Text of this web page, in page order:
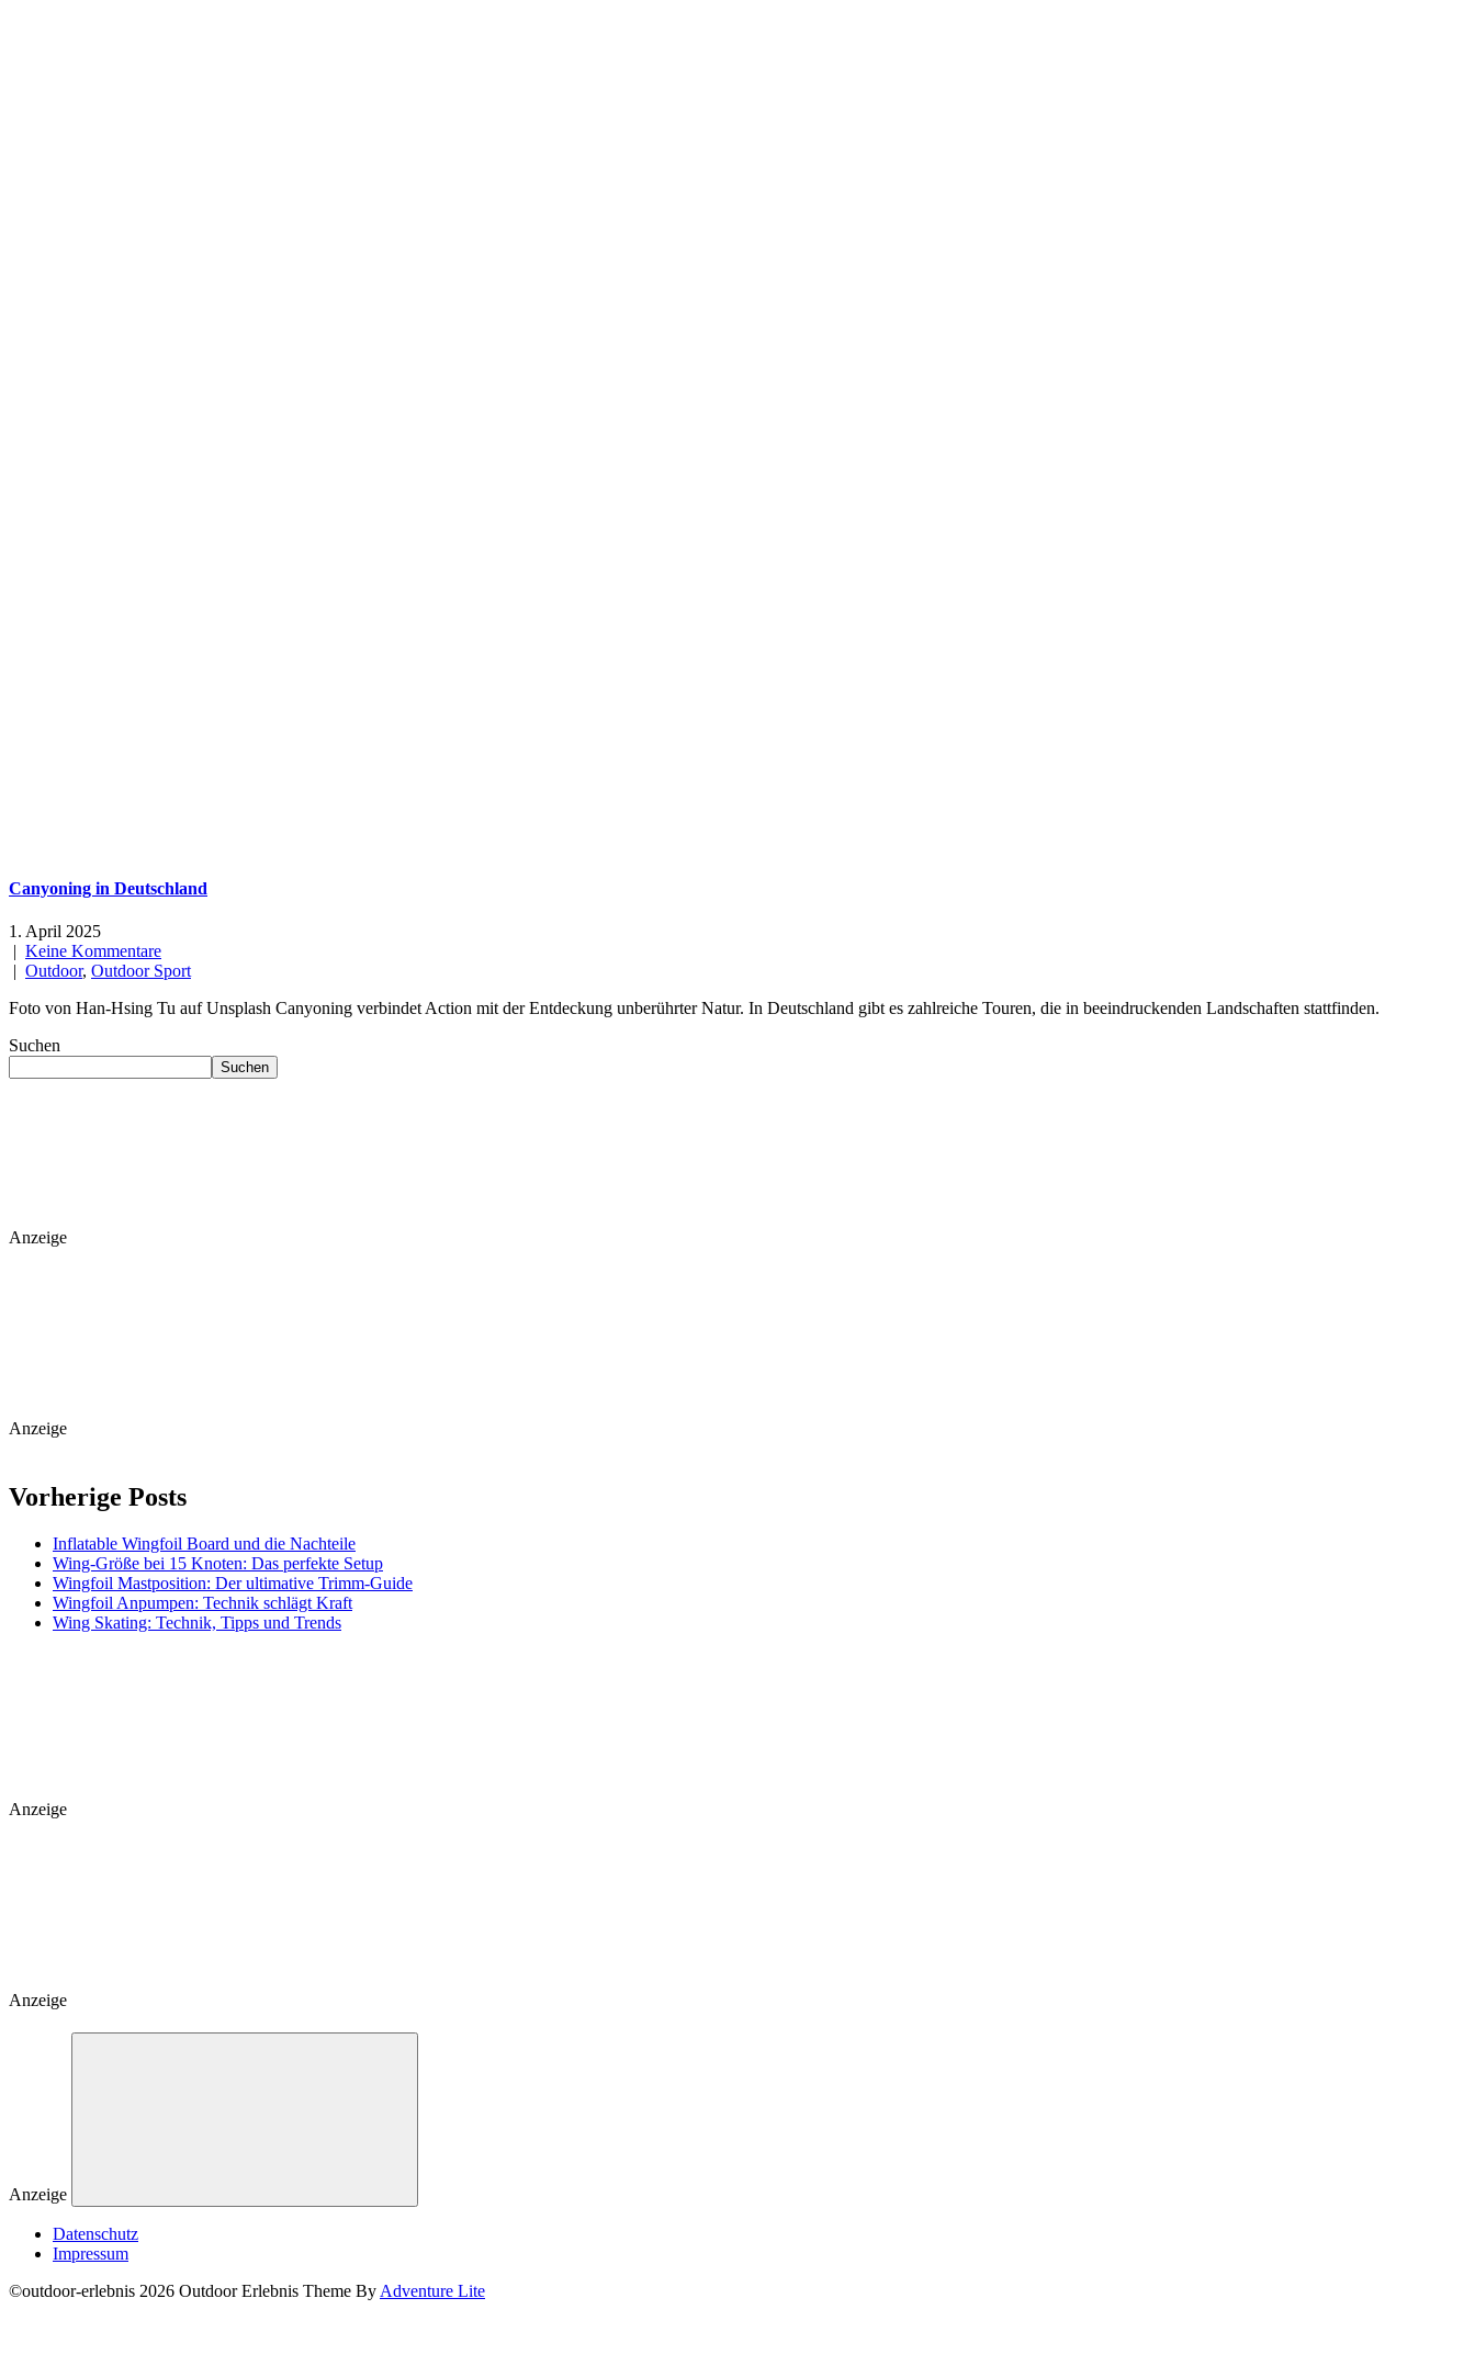
Canyoning in Deutschland
1. April 2025
| Keine Kommentare
| Outdoor, Outdoor Sport
Foto von Han-Hsing Tu auf Unsplash Canyoning verbindet Action mit der Entdeckung unberührter Natur. In Deutschland gibt es zahlreiche Touren, die in beeindruckenden Landschaften stattfinden.
Suchen
Suchen
Anzeige
Anzeige
Vorherige Posts
Inflatable Wingfoil Board und die Nachteile
Wing-Größe bei 15 Knoten: Das perfekte Setup
Wingfoil Mastposition: Der ultimative Trimm-Guide
Wingfoil Anpumpen: Technik schlägt Kraft
Wing Skating: Technik, Tipps und Trends
Anzeige
Anzeige
Anzeige
Datenschutz
Impressum
©outdoor-erlebnis 2026 Outdoor Erlebnis Theme By Adventure Lite